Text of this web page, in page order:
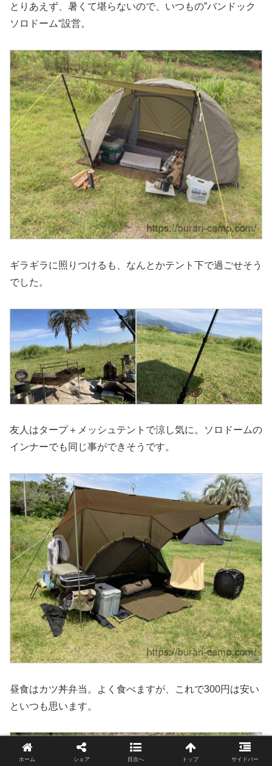
とりあえず、暑くて堪らないので、いつもの”バンドック
ソロドーム“設営。
ギラギラに照りつけるも、なんとかテント下で過ごせそう
でした。
友人はタープ＋メッシュテントで涼し気に。ソロドームの
インナーでも同じ事ができそうです。
昼食はカツ丼弁当。よく食べますが、これで300円は安い
といつも思います。
ホーム シェア 目次へ トップ サイドバー